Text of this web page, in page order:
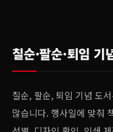
칠순·팔순·퇴임 기
칠순, 팔순, 퇴임 기념 도
많습니다. 행사일에 맞춰